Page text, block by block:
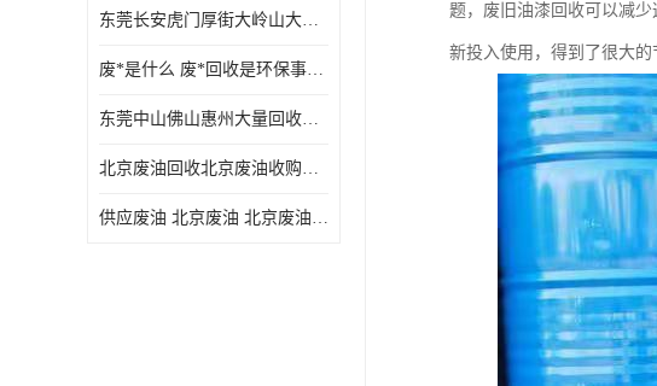
东莞长安虎门厚街大岭山大量回收废开油水废洗枪水废稀释剂
废*是什么 废*回收是环保事业吗
东莞中山佛山惠州大量回收废机油，废液压油，废润滑油，废，废火花机油，废白电油，废，废齿轮油，废白矿油，废变压器油，废燃料油，废切削油
北京废油回收北京废油收购再生注意的事项
供应废油 北京废油 北京废油回收 废油收购
题，废旧油漆回收可以减
新投入使用，得到了很大的